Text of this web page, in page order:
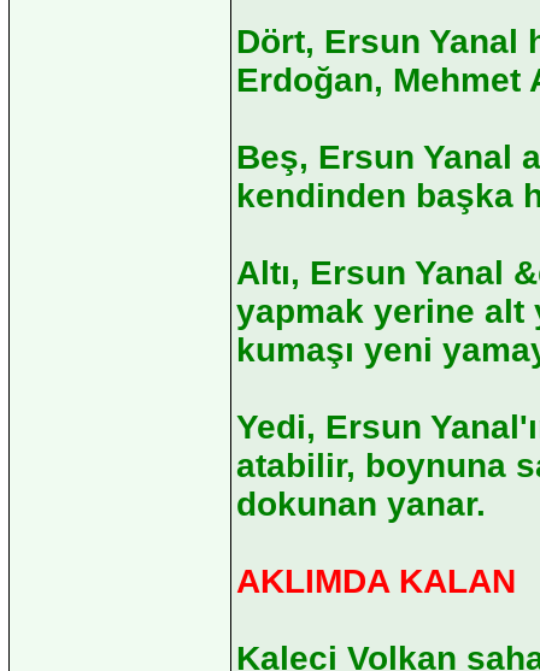
Dört, Ersun Yanal
Erdoğan, Mehmet
Beş, Ersun Yanal
kendinden başka
Altı, Ersun Yanal
yapmak yerine alt
kumaşı yeni
Yedi, Ersun
atabilir, boynuna
dokunan yanar.
AKLIMDA KALAN
Kaleci Volkan